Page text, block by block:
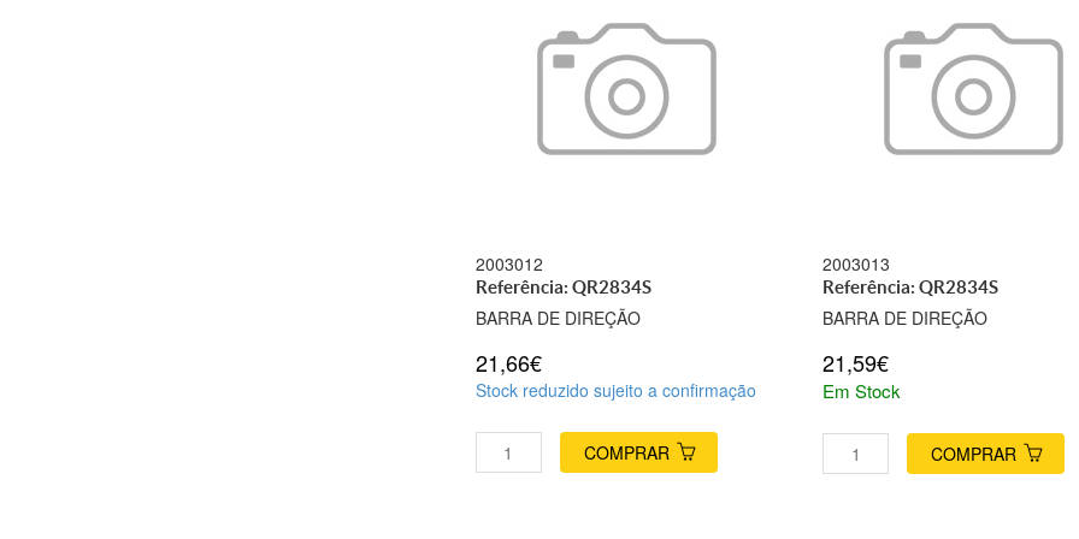
2003012
Referência: QR2834S
BARRA DE DIREÇÃO
21,66€
Stock reduzido sujeito a confirmação
COMPRAR
2003013
Referência: QR2834S
BARRA DE DIREÇÃO
21,59€
Em Stock
COMPRAR